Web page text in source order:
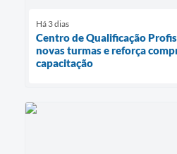
Há 3 dias
Centro de Qualificação
novas turmas e reforça
capacitação